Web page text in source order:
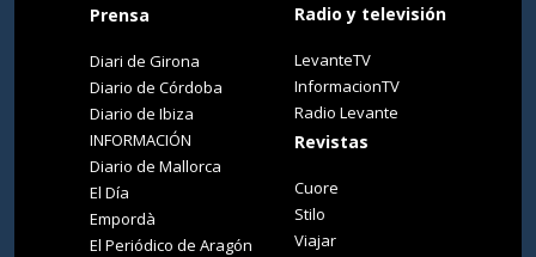
Prensa
Diari de Girona
Diario de Córdoba
Diario de Ibiza
INFORMACIÓN
Diario de Mallorca
El Día
Empordà
El Periódico de Aragón
Radio y televisión
LevanteTV
InformacionTV
Radio Levante
Revistas
Cuore
Stilo
Viajar